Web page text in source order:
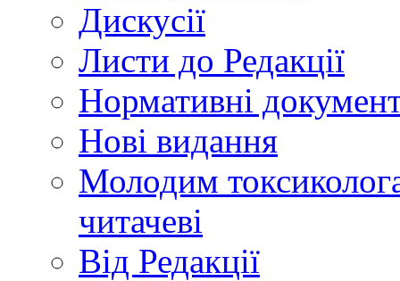
Дискусії
Листи до Редакції
Нормативні
Нові видання
Молодим
читачеві
Від Редакції